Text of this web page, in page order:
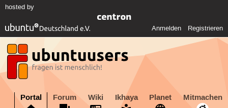
hosted by
Anmelden Registrieren
Portal Forum Wiki Ikhaya Planet Mitmachen